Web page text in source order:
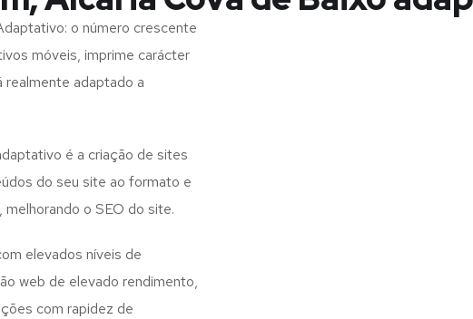
o número crescente
móveis, imprime carácter
realmente adaptado a
é a criação de sites
do seu site ao formato e
o SEO do site.
elevados níveis de
web de elevado rendimento,
com rapidez de